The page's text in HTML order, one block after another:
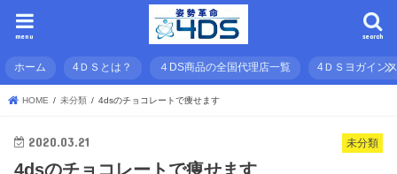
search
menu
ホーム 4ＤＳとは？ ４DS商品の全国代理店一覧 4ＤＳヨガイン
HOME 未分類 4dsのチョコレートで痩せます
未分類
2020.03.21
4dsのチョコレートで痩せます